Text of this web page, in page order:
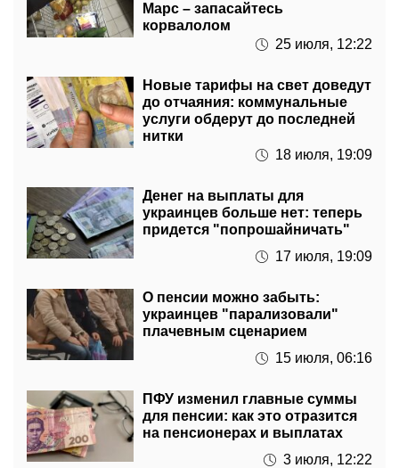
25 июля, 12:22
Новые тарифы на свет доведут
услуги обдерут до последней
нитки
18 июля, 19:09
Денег на выплаты для
придется "попрошайничать"
17 июля, 19:09
О пенсии можно забыть:
плачевным сценарием
15 июля, 06:16
ПФУ изменил главные суммы
на пенсионерах и выплатах
3 июля, 12:22